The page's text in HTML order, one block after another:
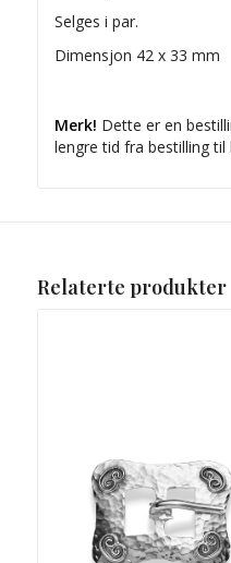
Selges i par.
Dimensjon 42 x 33 mm
Merk! Dette er en
lengre tid fra bestilling til
Relaterte produkter